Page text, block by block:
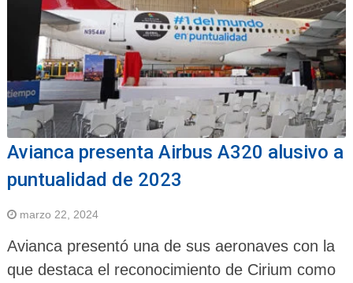
Avianca presenta Airbus A320 alusivo a
puntualidad de 2023
marzo 22, 2024
Avianca presentó una de sus aeronaves con la
que destaca el reconocimiento de Cirium como